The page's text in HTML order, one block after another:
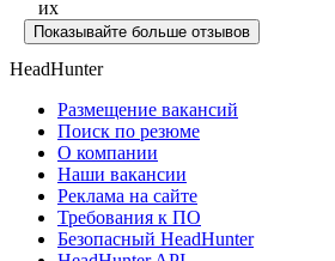
их
Показывайте больше отзывов
HeadHunter
Размещение вакансий
Поиск по резюме
О компании
Наши вакансии
Реклама на сайте
Требования к ПО
Безопасный HeadHunter